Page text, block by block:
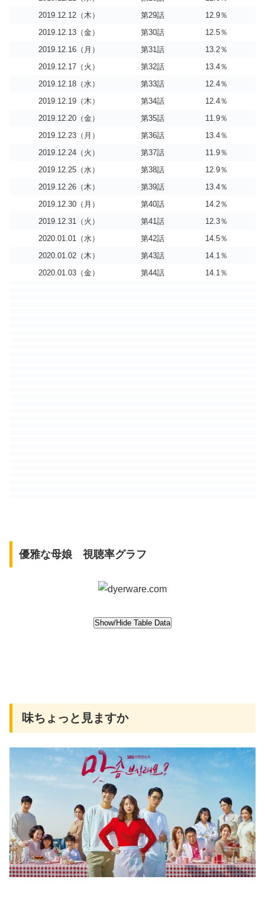
2019.12.12（木）
第29話
12.9％
2019.12.13（金）
第30話
12.5％
2019.12.16（月）
第31話
13.2％
2019.12.17（火）
第32話
13.4％
2019.12.18（水）
第33話
12.4％
2019.12.19（木）
第34話
12.4％
2019.12.20（金）
第35話
11.9％
2019.12.23（月）
第36話
13.4％
2019.12.24（火）
第37話
11.9％
2019.12.25（水）
第38話
12.9％
2019.12.26（木）
第39話
13.4％
2019.12.30（月）
第40話
14.2％
2019.12.31（火）
第41話
12.3％
2020.01.01（水）
第42話
14.5％
2020.01.02（木）
第43話
14.1％
2020.01.03（金）
第44話 14.1％
優雅な母娘 視聴率グラフ
味ちょっと見ますか